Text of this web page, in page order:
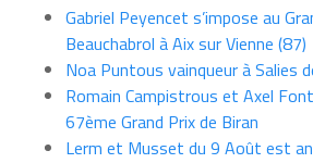
Gabriel Peyencet s’impose au
Beauchabrol à Aix sur Vienne (87)
Noa Puntous vainqueur à Salies
Romain Campistrous et Axel
67ème Grand Prix de Biran
Lerm et Musset du 9 Août est